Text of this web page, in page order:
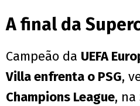
A final da
Campeão da UEFA
Villa enfrenta o PSG,
Champions League, na